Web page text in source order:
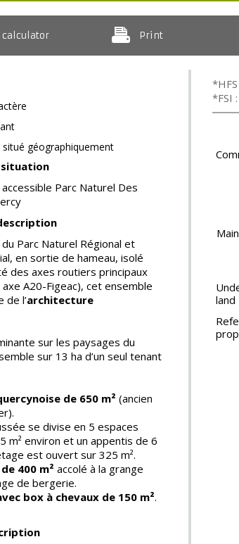
Print
géographiquement
situation
Parc Naturel Des
Parc Naturel Régional et
en sortie de hameau, isolé
des axes routiers principaux
A20-Figeac), cet ensemble
de l’architecture
sur les paysages du
sur 13 ha d’un seul tenant
de 650 m² (ancien
se divise en 5 espaces
m² environ et un appentis de 6
est ouvert sur 325 m².
400 m² accolé à la grange
de bergerie.
box à chevaux de 150 m².
*FSI
land